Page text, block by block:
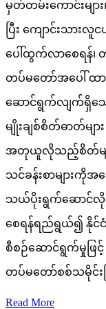
မှတ်တမ်းကောင်းမျ
ပြီး ကျောင်းသားလူ
ပေါ်ထွက်လာစေရန်၊
တပ်မတော်အပေါ် ထာ
ဆောင်ရွက်လျက်ရှိသေ
မျိုးချစ်စိတ်ဓာတ်မျ
အတုယူလိုသည့်စိတ်များ
သင်ခန်းစာများကို
သယ်ပိုးရွက်ဆောင်လို
စေရန်ရည်ရွယ်၍ နိုင်
စီစဉ်ဆောင်ရွက်မှုဖြင့်
တပ်မတော်စစ်သမိုင်
Read More